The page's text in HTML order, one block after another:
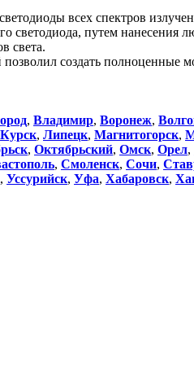
всех спектров
светодиода, путем нанесения
света.
создать полноценные
, Владимир, Воронеж,
Курск, Липецк, Магнитогорск,
, Октябрьский, Омск, Орел,
, Смоленск, Сочи,
, Уссурийск, Уфа, Хабаровск,